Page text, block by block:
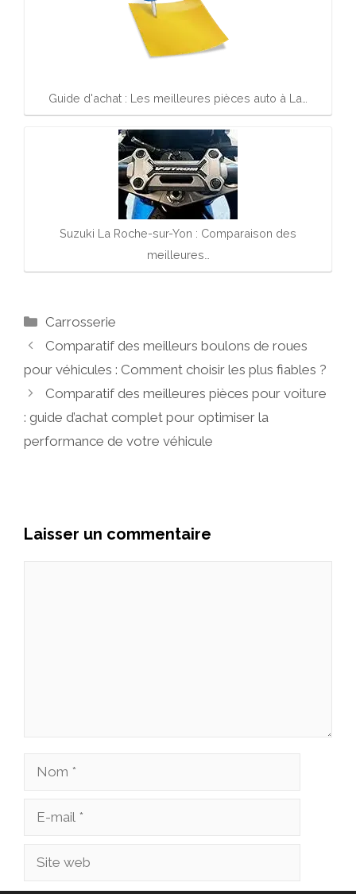
Guide d'achat : Les meilleures pièces auto à La…
Suzuki La Roche-sur-Yon : Comparaison des
meilleures…
Catégories
Carrosserie
Comparatif des meilleurs boulons de roues
pour véhicules : Comment choisir les plus fiables ?
Comparatif des meilleures pièces pour voiture
: guide d’achat complet pour optimiser la
performance de votre véhicule
Laisser un commentaire
Nom
Site